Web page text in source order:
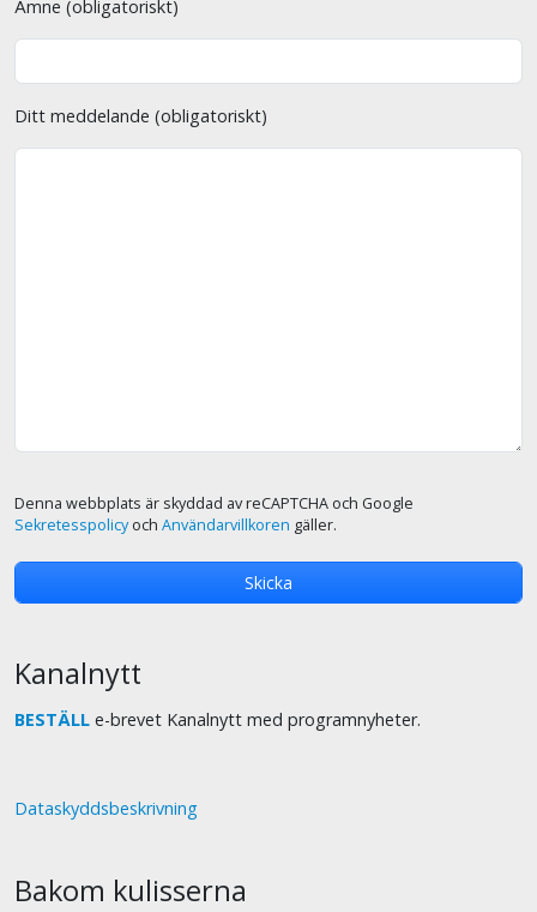
Ämne (obligatoriskt)
Ditt meddelande (obligatoriskt)
Denna webbplats är skyddad av reCAPTCHA och Google
Sekretesspolicyoch Användarvillkoren gäller.
Kanalnytt
BESTÄLL e-brevet Kanalnytt med programnyheter.
Dataskyddsbeskrivning
Bakom kulisserna